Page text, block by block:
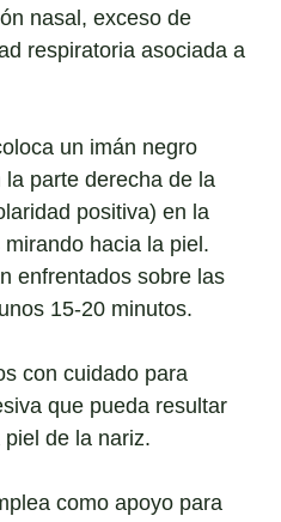
nasal, exceso de
respiratoria asociada a
un imán negro
parte derecha de la
positiva) en la
hacia la piel.
enfrentados sobre las
15-20 minutos.
con cuidado para
que pueda resultar
de la nariz.
como apoyo para